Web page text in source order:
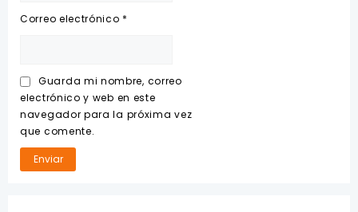
Correo electrónico *
Guarda mi nombre, correo
electrónico y web en este
navegador para la próxima vez
que comente.